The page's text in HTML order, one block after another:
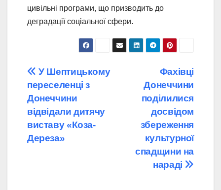
цивільні програми, що призводить до
деградації соціальної сфери.
Навігація
записів
Фахівці
Донеччини
поділилися
досвідом
збереження
культурної
спадщини на
нараді
У Шептицькому
переселенці з
Донеччини
відвідали дитячу
виставу «Коза-
Дереза»